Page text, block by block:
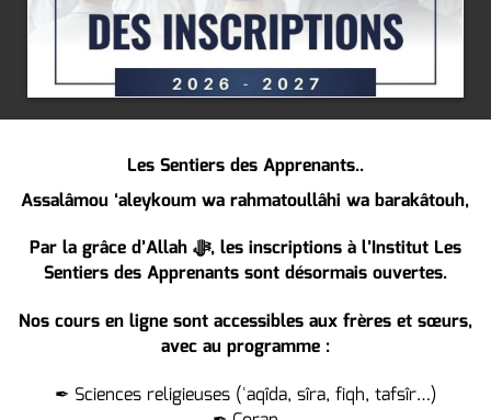
Les Sentiers des Apprenants..
Assalâmou ‘aleykoum wa rahmatoullâhi wa barakâtouh,
Par la grâce d’Allah ﷻ, les inscriptions à l’Institut Les
Sentiers des Apprenants sont désormais ouvertes.
Nos cours en ligne sont accessibles aux frères et sœurs,
avec au programme :
✒ Sciences religieuses (ʿaqîda, sîra, fiqh, tafsîr…)